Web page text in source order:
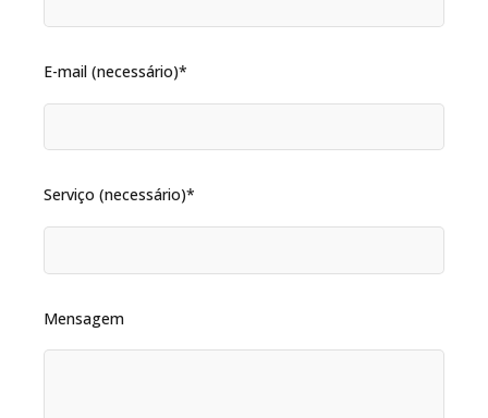
E-mail (necessário)*
Serviço (necessário)*
Mensagem